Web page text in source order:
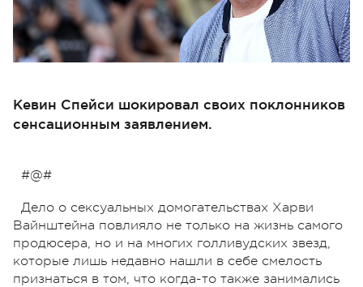
Кевин Спейси шокировал своих поклонников
сенсационным заявлением.
#@#
Дело о сексуальных домогательствах Харви
Вайнштейна повлияло не только на жизнь самого
продюсера, но и на многих голливудских звезд,
которые лишь недавно нашли в себе смелость
признаться в том, что когда-то также занимались